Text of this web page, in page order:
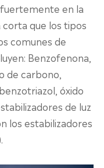
en la
que los tipos
comunes de
Benzofenona,
de carbono,
óxido
de luz
los estabilizadores